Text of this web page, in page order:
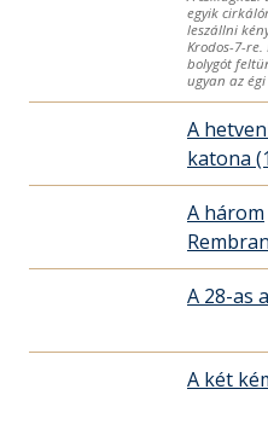
egyik
leszállni
Krodos-7-re.
bolygót
ugyan az
A
katona
A három
A 28-as
A két